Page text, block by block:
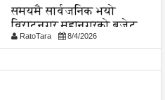
समयमै सार्वजनिक भयो
विराटनगर महानगरको बजेट
पुस्तिका, कार्यान्वयन प्रक्रिया
पनि सुरु
RatoTara 8/4/2026